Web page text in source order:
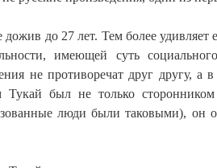
до 27 лет. Тем более удивляет
имеющей суть
не противоречат друг другу, а
Тукай был не только
люди были таковыми), он